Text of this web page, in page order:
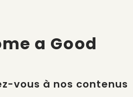
a Good
vous à nos contenus